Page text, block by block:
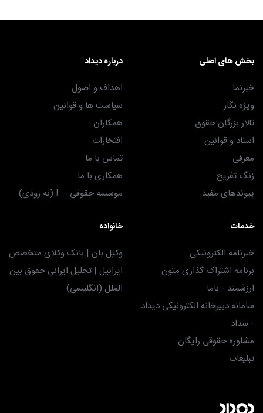
بخش های اصلی
خبرنما
ویژه نگار
تالار بزرگان حقوق
اسناد و قوانین
معرفی
زنگ تفریح
پیوندهای مفید
درباره دیداد
اهداف و اصول
سیاست ها و قوانین
همکاران
افتخارات
تماس با ما
همکاری با ما
موسسه حقوقی ... ! (به زودی)
خدمات
خبرنامه الکترونیکی
برنامه اشتراک گذاری متون
ارزشمند - باما
سامانه دبیرخانه الکترونیکی دیداد
- سداد
مشاوره حقوقی رایگان
تبلیغات
خانواده
وکیل بان | بانک وکلای متخصص
ایرانیل | تحلیل ایرانی حقوق بین
الملل (انگلیسی)